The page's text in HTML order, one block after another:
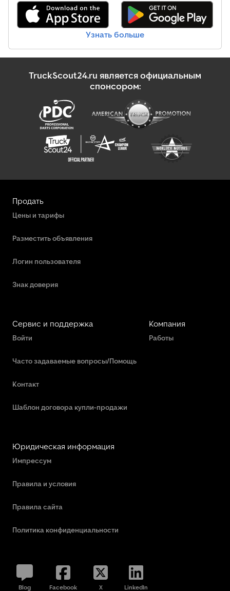
Opel Vivaro Грузопассажирские Автомобили
Skoda Fabia Грузопассажирские Автомобили
Skoda Грузопассажирские Автомобили
Skoda Другие
Skoda Пикап
Узнать больше
TruckScout24.ru является официальным
спонсором:
Продать
Цены и тарифы
Разместить объявления
Логин пользователя
Знак доверия
Сервис и поддержка
Войти
Часто задаваемые вопросы/Помощь
Контакт
Шаблон договора купли-продажи
Компания
Работы
Юридическая информация
Импрессум
Правила и условия
Правила сайта
Политика конфиденциальности
Blog Facebook X LinkedIn